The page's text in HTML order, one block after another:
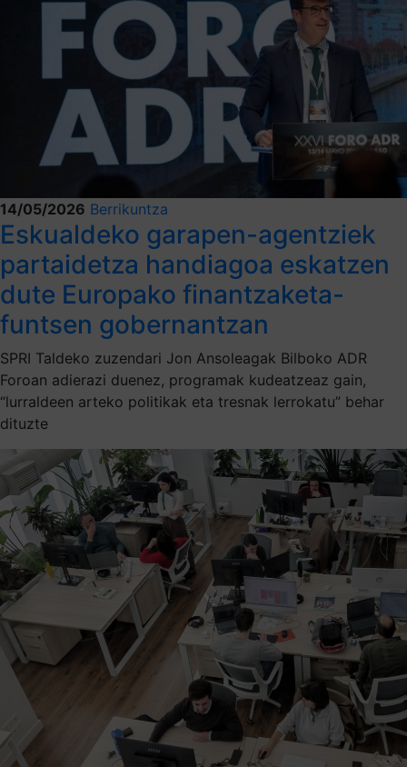
14/05/2026 Berrikuntza
Eskualdeko garapen-agentziek
partaidetza handiagoa eskatzen
dute Europako finantzaketa-
funtsen gobernantzan
SPRI Taldeko zuzendari Jon Ansoleagak Bilboko ADR
Foroan adierazi duenez, programak kudeatzeaz gain,
“lurraldeen arteko politikak eta tresnak lerrokatu” behar
dituzte